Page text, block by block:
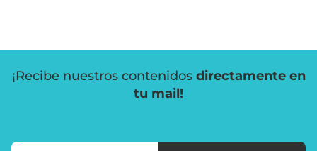
¡Recibe nuestros contenidos directamente en
tu mail!